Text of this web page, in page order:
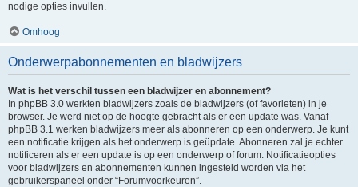
nodige opties invullen.
Omhoog
Onderwerpabonnementen en bladwijzers
Wat is het verschil tussen een bladwijzer en abonnement?
In phpBB 3.0 werkten bladwijzers zoals de bladwijzers (of favorieten) in je
browser. Je werd niet op de hoogte gebracht als er een update was. Vanaf
phpBB 3.1 werken bladwijzers meer als abonneren op een onderwerp. Je kunt
een notificatie krijgen als het onderwerp is geüpdate. Abonneren zal je echter
notificeren als er een update is op een onderwerp of forum. Notificatieopties
voor bladwijzers en abonnementen kunnen ingesteld worden via het
gebruikerspaneel onder “Forumvoorkeuren”.